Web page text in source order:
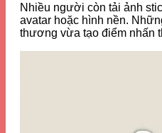
Nhiều người còn tải ảnh
avatar hoặc hình nền.
thương vừa tạo điểm nhấn